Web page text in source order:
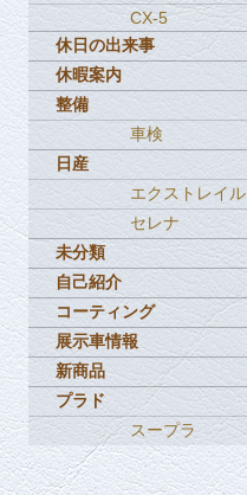
CX-5
休日の出来事
休暇案内
整備
車検
日産
エクストレイル
セレナ
未分類
自己紹介
コーティング
展示車情報
新商品
プラド
スープラ